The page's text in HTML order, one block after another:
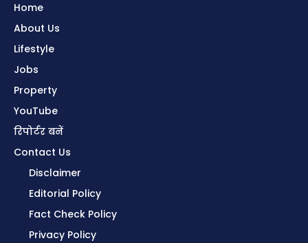
Home
About Us
Lifestyle
Jobs
Property
YouTube
रिपोर्टर बनें
Contact Us
Disclaimer
Editorial Policy
Fact Check Policy
Privacy Policy